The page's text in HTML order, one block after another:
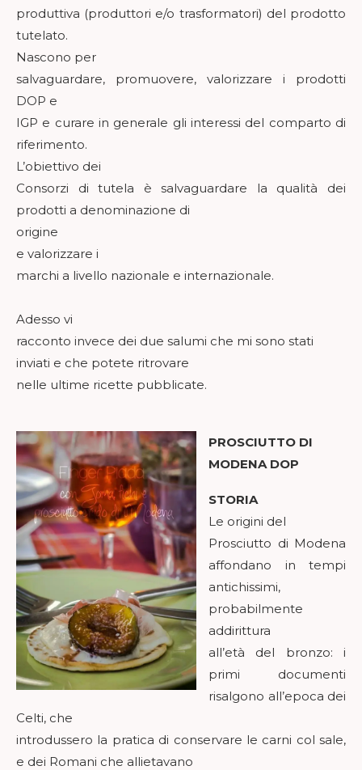
produttiva (produttori e/o trasformatori) del prodotto
tutelato.
Nascono per
salvaguardare, promuovere, valorizzare i prodotti
DOP e
IGP e curare in generale gli interessi del comparto di
riferimento.
L’obiettivo dei
Consorzi di tutela è salvaguardare la qualità dei
prodotti a denominazione di
origine
e valorizzare i
marchi a livello nazionale e internazionale.
Adesso vi
racconto invece dei due salumi che mi sono stati
inviati e che potete ritrovare
nelle ultime ricette pubblicate.
PROSCIUTTO DI
MODENA DOP
STORIA
Le origini del
Prosciutto di Modena
affondano in tempi
antichissimi,
probabilmente
addirittura
all’età del bronzo: i
primi documenti
risalgono all’epoca dei
Celti, che
introdussero la pratica di conservare le carni col sale,
e dei Romani che allietavano